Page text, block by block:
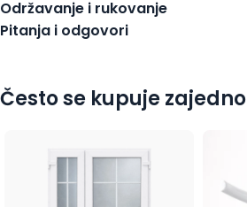
Održavanje i rukovanje
Pitanja i odgovori
Često se kupuje zajedno